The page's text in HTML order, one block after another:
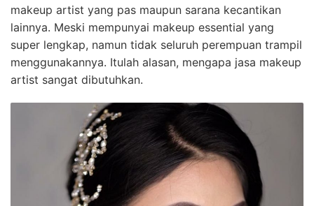
makeup artist yang pas maupun sarana kecantikan
lainnya. Meski mempunyai makeup essential yang
super lengkap, namun tidak seluruh perempuan trampil
menggunakannya. Itulah alasan, mengapa jasa makeup
artist sangat dibutuhkan.